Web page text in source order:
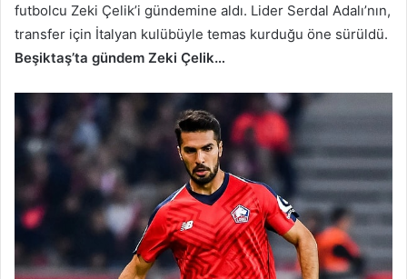
futbolcu Zeki Çelik’i gündemine aldı. Lider Serdal Adalı’nın,
transfer için İtalyan kulübüyle temas kurduğu öne sürüldü.
Beşiktaş’ta gündem Zeki Çelik…